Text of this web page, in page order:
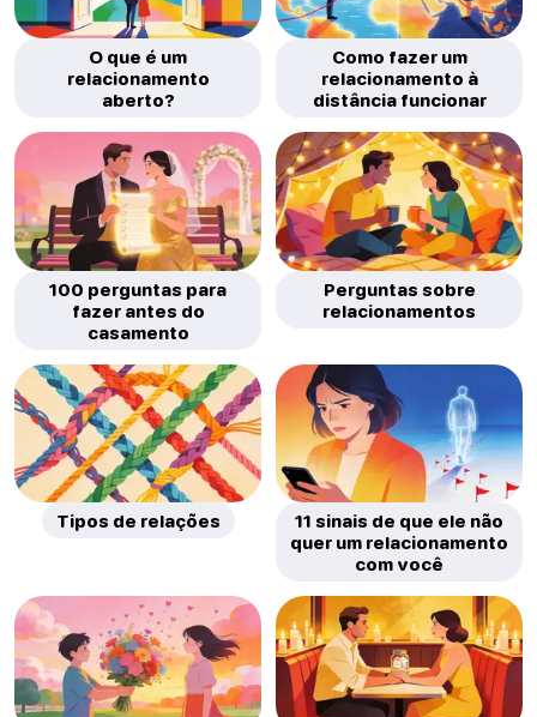
O que é um
relacionamento
aberto?
Como fazer um
relacionamento à
distância funcionar
100 perguntas para
fazer antes do
casamento
Perguntas sobre
relacionamentos
Tipos de relações
11 sinais de que ele não
quer um relacionamento
com você